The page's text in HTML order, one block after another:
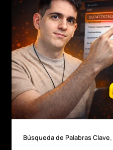
Búsqueda de Palabras Clave,